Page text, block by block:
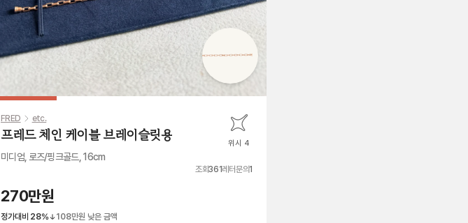
FRED etc.
프레드 체인 케이블 브레이슬릿용 위시 4
미디엄, 로즈/핑크골드, 16cm
조회361레터문의1
270만원
정가대비 28% 108만원 낮은 금액